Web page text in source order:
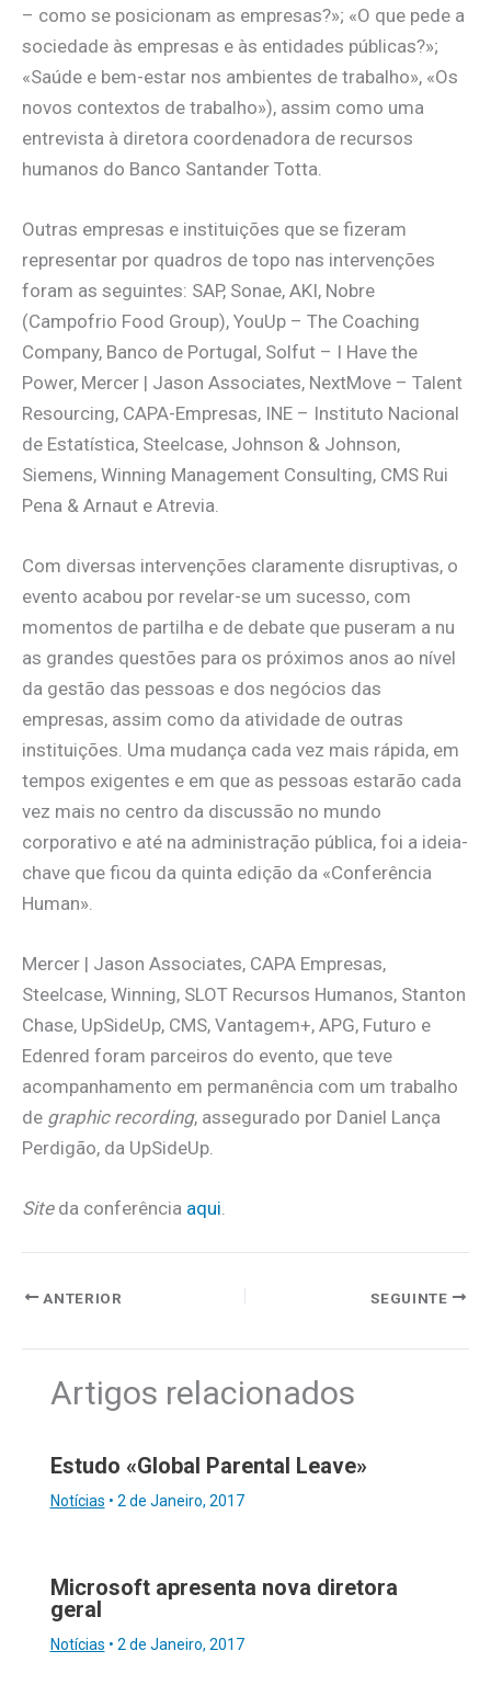
– como se posicionam as empresas?»; «O que pede a
sociedade às empresas e às entidades públicas?»;
«Saúde e bem-estar nos ambientes de trabalho», «Os
novos contextos de trabalho»), assim como uma
entrevista à diretora coordenadora de recursos
humanos do Banco Santander Totta.
Outras empresas e instituições que se fizeram
representar por quadros de topo nas intervenções
foram as seguintes: SAP, Sonae, AKI, Nobre
(Campofrio Food Group), YouUp – The Coaching
Company, Banco de Portugal, Solfut – I Have the
Power, Mercer | Jason Associates, NextMove – Talent
Resourcing, CAPA-Empresas, INE – Instituto Nacional
de Estatística, Steelcase, Johnson & Johnson,
Siemens, Winning Management Consulting, CMS Rui
Pena & Arnaut e Atrevia.
Com diversas intervenções claramente disruptivas, o
evento acabou por revelar-se um sucesso, com
momentos de partilha e de debate que puseram a nu
as grandes questões para os próximos anos ao nível
da gestão das pessoas e dos negócios das
empresas, assim como da atividade de outras
instituições. Uma mudança cada vez mais rápida, em
tempos exigentes e em que as pessoas estarão cada
vez mais no centro da discussão no mundo
corporativo e até na administração pública, foi a ideia-
chave que ficou da quinta edição da «Conferência
Human».
Mercer | Jason Associates, CAPA Empresas,
Steelcase, Winning, SLOT Recursos Humanos, Stanton
Chase, UpSideUp, CMS, Vantagem+, APG, Futuro e
Edenred foram parceiros do evento, que teve
acompanhamento em permanência com um trabalho
de graphic recording, assegurado por Daniel Lança
Perdigão, da UpSideUp.
Siteda conferência aqui.
ANTERIOR SEGUINTE
Artigos relacionados
Estudo «Global Parental Leave»
Notícias • 2 de Janeiro, 2017
Microsoft apresenta nova diretora
geral
Notícias • 2 de Janeiro, 2017